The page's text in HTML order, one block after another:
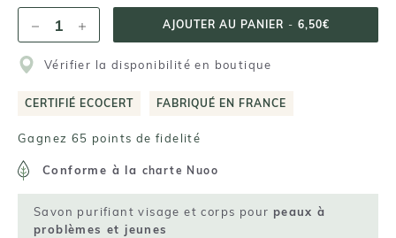
AJOUTER AU PANIER - 6,50€
Vérifier la disponibilité en boutique
CERTIFIÉ ECOCERT FABRIQUÉ EN FRANCE
Gagnez 65 points de fidelité
Conforme à la charte Nuoo
Savon purifiant visage et corps pour peaux à
problèmes et jeunes